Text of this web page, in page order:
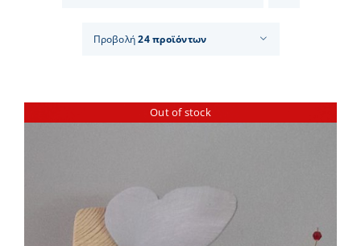
Προβολή24 προϊόντων
Out of stock